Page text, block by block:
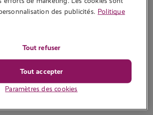
lui redonner une chance ?
il est naturel de se demander si la relation
La première étape consiste à distinguer une
comportement répétitif. Une aventure
un contexte particulier, n’a pas la même
tromperie régulière qui traduit un schéma
des publicités. Politique
Paramètres des cookies
Tout refuser
Tout accepter